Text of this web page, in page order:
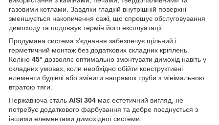
газовими котлами. Завдяки гладкій внутрішній поверхні
зменшується накопичення сажі, що спрощує обслуговування
димоходу та подовжує термін його експлуатації.
Продумана система з’єднання забезпечує щільний і
герметичний монтаж без додаткових складних кріплень.
Коліно 45° дозволяє оптимально змонтувати димохід навіть у
складних умовах, коли необхідно обійти конструктивні
елементи будівлі або змінити напрямок труби з мінімальною
втратою тяги.
Нержавіюча сталь AISI 304 має естетичний вигляд, не
потребує додаткового фарбування та добре поєднується з
іншими елементами димохідної системи.